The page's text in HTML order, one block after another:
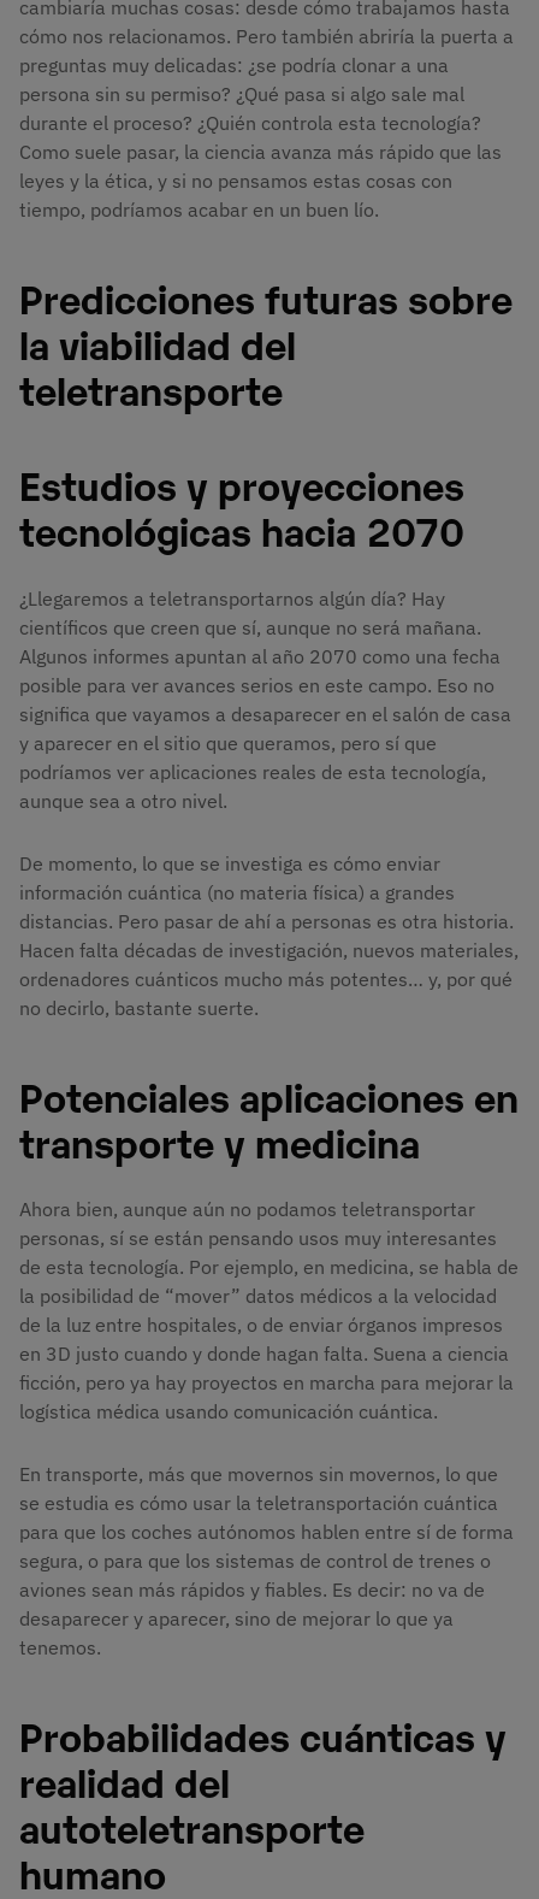
cambiaría muchas cosas: desde cómo trabajamos hasta
cómo nos relacionamos. Pero también abriría la puerta a
preguntas muy delicadas: ¿se podría clonar a una
persona sin su permiso? ¿Qué pasa si algo sale mal
durante el proceso? ¿Quién controla esta tecnología?
Como suele pasar, la ciencia avanza más rápido que las
leyes y la ética, y si no pensamos estas cosas con
tiempo, podríamos acabar en un buen lío.
Predicciones futuras sobre
la viabilidad del
teletransporte
Estudios y proyecciones
tecnológicas hacia 2070
¿Llegaremos a teletransportarnos algún día? Hay
científicos que creen que sí, aunque no será mañana.
Algunos informes apuntan al año 2070 como una fecha
posible para ver avances serios en este campo. Eso no
significa que vayamos a desaparecer en el salón de casa
y aparecer en el sitio que queramos, pero sí que
podríamos ver aplicaciones reales de esta tecnología,
aunque sea a otro nivel.
De momento, lo que se investiga es cómo enviar
información cuántica (no materia física) a grandes
distancias. Pero pasar de ahí a personas es otra historia.
Hacen falta décadas de investigación, nuevos materiales,
ordenadores cuánticos mucho más potentes… y, por qué
no decirlo, bastante suerte.
Potenciales aplicaciones en
transporte y medicina
Ahora bien, aunque aún no podamos teletransportar
personas, sí se están pensando usos muy interesantes
de esta tecnología. Por ejemplo, en medicina, se habla de
la posibilidad de “mover” datos médicos a la velocidad
de la luz entre hospitales, o de enviar órganos impresos
en 3D justo cuando y donde hagan falta. Suena a ciencia
ficción, pero ya hay proyectos en marcha para mejorar la
logística médica usando comunicación cuántica.
En transporte, más que movernos sin movernos, lo que
se estudia es cómo usar la teletransportación cuántica
para que los coches autónomos hablen entre sí de forma
segura, o para que los sistemas de control de trenes o
aviones sean más rápidos y fiables. Es decir: no va de
desaparecer y aparecer, sino de mejorar lo que ya
tenemos.
Probabilidades cuánticas y
realidad del
autoteletransporte
humano